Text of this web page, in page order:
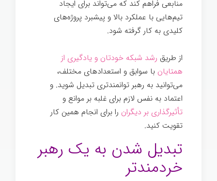
منابعی فراهم کند که می‌تواند برای ایجاد
تیم‌هایی با عملکرد بالا و پیشبرد پروژه‌های
کلیدی به کار گرفته شود.
از طریق رشد شبکه خودتان و یادگیری از
همتایان با سوابق و استعدادهای مختلف،
می‌توانید به رهبر توانمندتری تبدیل شوید. و
اعتماد به نفس لازم برای غلبه بر موانع و
تأثیرگذاری بر دیگران را برای انجام همین کار
تقویت کنید.
تبدیل شدن به یک رهبر
خردمندتر